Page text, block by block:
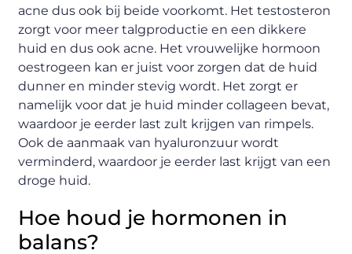
acne dus ook bij beide voorkomt. Het testosteron
zorgt voor meer talgproductie en een dikkere
huid en dus ook acne. Het vrouwelijke hormoon
oestrogeen kan er juist voor zorgen dat de huid
dunner en minder stevig wordt. Het zorgt er
namelijk voor dat je huid minder collageen bevat,
waardoor je eerder last zult krijgen van rimpels.
Ook de aanmaak van hyaluronzuur wordt
verminderd, waardoor je eerder last krijgt van een
droge huid.
Hoe houd je hormonen in
balans?